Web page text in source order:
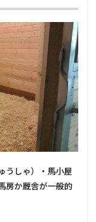
うしゃ）・馬小屋
房か厩舎が一般的